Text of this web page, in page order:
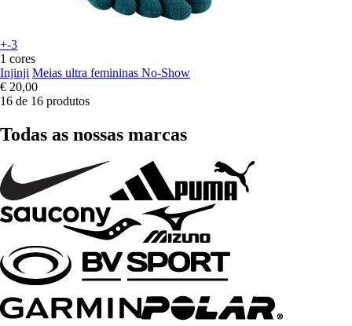
+-3
1 cores
Injinji Meias ultra femininas No-Show
€ 20,00
16 de 16 produtos
Todas as nossas marcas